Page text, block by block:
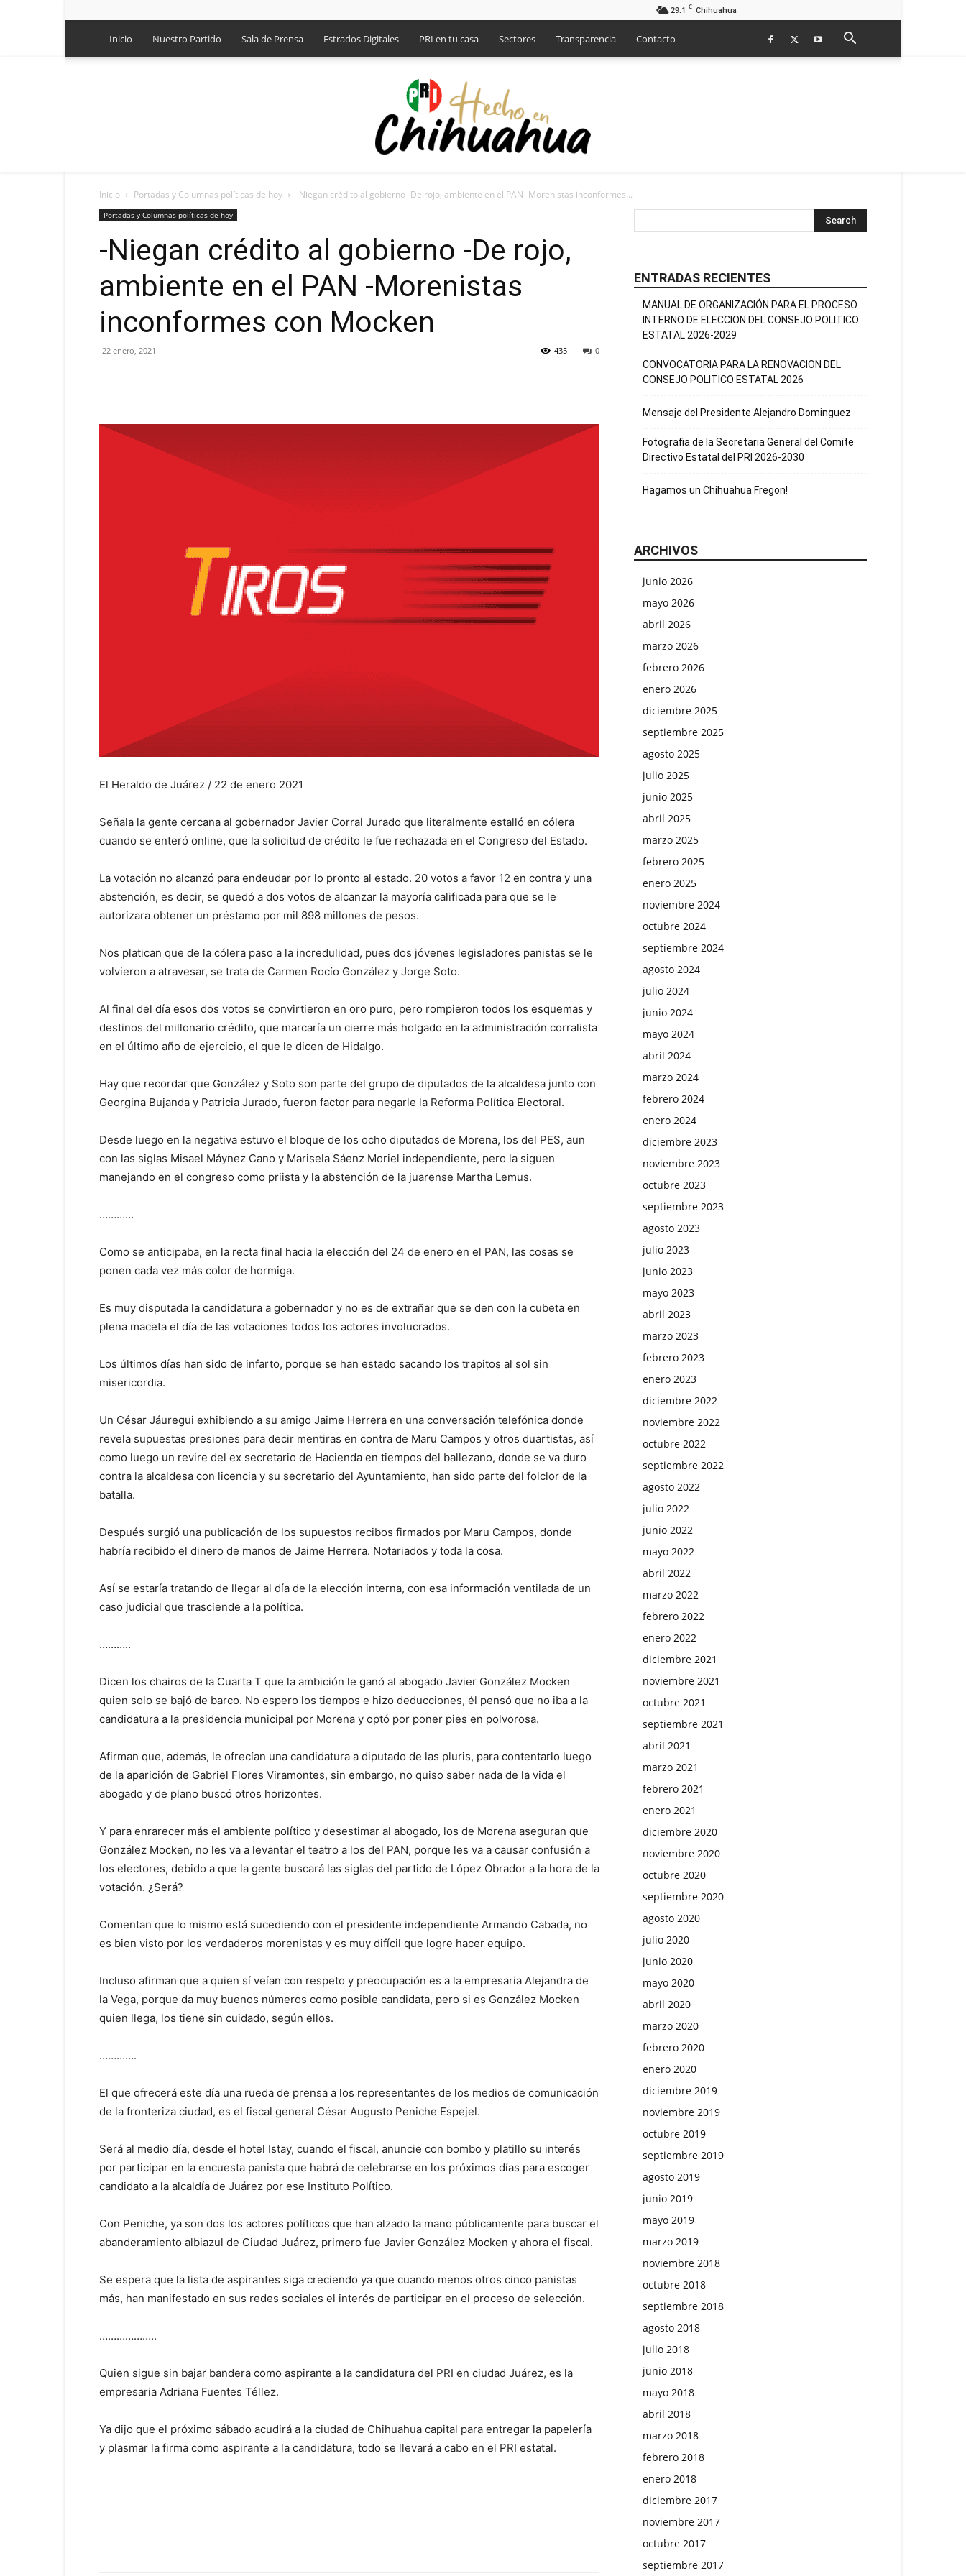
29.1 C Chihuahua
Inicio Nuestro Partido Sala de Prensa Estrados Digitales PRI en tu casa Sectores Transparencia Contacto
Chihuahua
Inicio Portadas y Columnas políticas de hoy -Niegan crédito al gobierno -De rojo, ambiente en el PAN -Morenistas inconformes...
Portadas y Columnas políticas de hoy
-Niegan crédito al gobierno -De rojo,
ambiente en el PAN -Morenistas
inconformes con Mocken
22 enero, 2021 0
435
El Heraldo de Juárez / 22 de enero 2021
Señala la gente cercana al gobernador Javier Corral Jurado que literalmente estalló en cólera
cuando se enteró online, que la solicitud de crédito le fue rechazada en el Congreso del Estado.
La votación no alcanzó para endeudar por lo pronto al estado. 20 votos a favor 12 en contra y una
abstención, es decir, se quedó a dos votos de alcanzar la mayoría calificada para que se le
autorizara obtener un préstamo por mil 898 millones de pesos.
Nos platican que de la cólera paso a la incredulidad, pues dos jóvenes legisladores panistas se le
volvieron a atravesar, se trata de Carmen Rocío González y Jorge Soto.
Al final del día esos dos votos se convirtieron en oro puro, pero rompieron todos los esquemas y
destinos del millonario crédito, que marcaría un cierre más holgado en la administración corralista
en el último año de ejercicio, el que le dicen de Hidalgo.
Hay que recordar que González y Soto son parte del grupo de diputados de la alcaldesa junto con
Georgina Bujanda y Patricia Jurado, fueron factor para negarle la Reforma Política Electoral.
Desde luego en la negativa estuvo el bloque de los ocho diputados de Morena, los del PES, aun
con las siglas Misael Máynez Cano y Marisela Sáenz Moriel independiente, pero la siguen
manejando en el congreso como priista y la abstención de la juarense Martha Lemus.
…………
Como se anticipaba, en la recta final hacia la elección del 24 de enero en el PAN, las cosas se
ponen cada vez más color de hormiga.
Es muy disputada la candidatura a gobernador y no es de extrañar que se den con la cubeta en
plena maceta el día de las votaciones todos los actores involucrados.
Los últimos días han sido de infarto, porque se han estado sacando los trapitos al sol sin
misericordia.
Un César Jáuregui exhibiendo a su amigo Jaime Herrera en una conversación telefónica donde
revela supuestas presiones para decir mentiras en contra de Maru Campos y otros duartistas, así
como luego un revire del ex secretario de Hacienda en tiempos del ballezano, donde se va duro
contra la alcaldesa con licencia y su secretario del Ayuntamiento, han sido parte del folclor de la
batalla.
Después surgió una publicación de los supuestos recibos firmados por Maru Campos, donde
habría recibido el dinero de manos de Jaime Herrera. Notariados y toda la cosa.
Así se estaría tratando de llegar al día de la elección interna, con esa información ventilada de un
caso judicial que trasciende a la política.
………..
Dicen los chairos de la Cuarta T que la ambición le ganó al abogado Javier González Mocken
quien solo se bajó de barco. No espero los tiempos e hizo deducciones, él pensó que no iba a la
candidatura a la presidencia municipal por Morena y optó por poner pies en polvorosa.
Afirman que, además, le ofrecían una candidatura a diputado de las pluris, para contentarlo luego
de la aparición de Gabriel Flores Viramontes, sin embargo, no quiso saber nada de la vida el
abogado y de plano buscó otros horizontes.
Y para enrarecer más el ambiente político y desestimar al abogado, los de Morena aseguran que
González Mocken, no les va a levantar el teatro a los del PAN, porque les va a causar confusión a
los electores, debido a que la gente buscará las siglas del partido de López Obrador a la hora de la
votación. ¿Será?
Comentan que lo mismo está sucediendo con el presidente independiente Armando Cabada, no
es bien visto por los verdaderos morenistas y es muy difícil que logre hacer equipo.
Incluso afirman que a quien sí veían con respeto y preocupación es a la empresaria Alejandra de
la Vega, porque da muy buenos números como posible candidata, pero si es González Mocken
quien llega, los tiene sin cuidado, según ellos.
………….
El que ofrecerá este día una rueda de prensa a los representantes de los medios de comunicación
de la fronteriza ciudad, es el fiscal general César Augusto Peniche Espejel.
Será al medio día, desde el hotel Istay, cuando el fiscal, anuncie con bombo y platillo su interés
por participar en la encuesta panista que habrá de celebrarse en los próximos días para escoger
candidato a la alcaldía de Juárez por ese Instituto Político.
Con Peniche, ya son dos los actores políticos que han alzado la mano públicamente para buscar el
abanderamiento albiazul de Ciudad Juárez, primero fue Javier González Mocken y ahora el fiscal.
Se espera que la lista de aspirantes siga creciendo ya que cuando menos otros cinco panistas
más, han manifestado en sus redes sociales el interés de participar en el proceso de selección.
………………..
Quien sigue sin bajar bandera como aspirante a la candidatura del PRI en ciudad Juárez, es la
empresaria Adriana Fuentes Téllez.
Ya dijo que el próximo sábado acudirá a la ciudad de Chihuahua capital para entregar la papelería
y plasmar la firma como aspirante a la candidatura, todo se llevará a cabo en el PRI estatal.
ENTRADAS RECIENTES
MANUAL DE ORGANIZACIÓN PARA EL PROCESO
INTERNO DE ELECCION DEL CONSEJO POLITICO
ESTATAL 2026-2029
CONVOCATORIA PARA LA RENOVACION DEL
CONSEJO POLITICO ESTATAL 2026
Mensaje del Presidente Alejandro Dominguez
Fotografia de la Secretaria General del Comite
Directivo Estatal del PRI 2026-2030
Hagamos un Chihuahua Fregon!
ARCHIVOS
junio 2026
mayo 2026
abril 2026
marzo 2026
febrero 2026
enero 2026
diciembre 2025
septiembre 2025
agosto 2025
julio 2025
junio 2025
abril 2025
marzo 2025
febrero 2025
enero 2025
noviembre 2024
octubre 2024
septiembre 2024
agosto 2024
julio 2024
junio 2024
mayo 2024
abril 2024
marzo 2024
febrero 2024
enero 2024
diciembre 2023
noviembre 2023
octubre 2023
septiembre 2023
agosto 2023
julio 2023
junio 2023
mayo 2023
abril 2023
marzo 2023
febrero 2023
enero 2023
diciembre 2022
noviembre 2022
octubre 2022
septiembre 2022
agosto 2022
julio 2022
junio 2022
mayo 2022
abril 2022
marzo 2022
febrero 2022
enero 2022
diciembre 2021
noviembre 2021
octubre 2021
septiembre 2021
abril 2021
marzo 2021
febrero 2021
enero 2021
diciembre 2020
noviembre 2020
octubre 2020
septiembre 2020
agosto 2020
julio 2020
junio 2020
mayo 2020
abril 2020
marzo 2020
febrero 2020
enero 2020
diciembre 2019
noviembre 2019
octubre 2019
septiembre 2019
agosto 2019
junio 2019
mayo 2019
marzo 2019
noviembre 2018
octubre 2018
septiembre 2018
agosto 2018
julio 2018
junio 2018
mayo 2018
abril 2018
marzo 2018
febrero 2018
enero 2018
diciembre 2017
noviembre 2017
octubre 2017
septiembre 2017